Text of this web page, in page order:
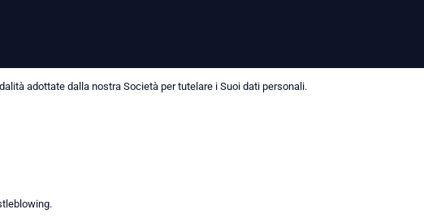
adottate dalla nostra Società per tutelare i Suoi dati personali.